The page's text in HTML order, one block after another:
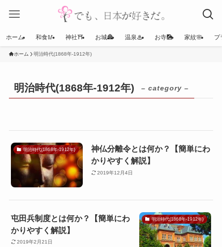
ホーム 和食🥢 神社⛩ お城🏯 温泉♨ お寺🎑 家紋🌸 プ
ホーム 明治時代(1868年-1912年)
明治時代(1868年-1912年) – category –
明治時代(1868年-1912年)
神仏分離令とは何か？【簡単にわ
かりやすく解説】
2019年12月4日
明治時代(1868年-1912年)
屯田兵制度とは何か？【簡単にわ
かりやすく解説】
2019年2月21日